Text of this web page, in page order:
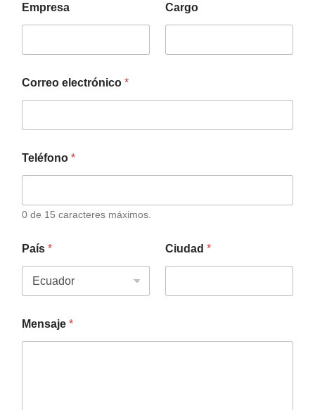
Empresa Cargo
Correo electrónico *
Teléfono *
0 de 15 caracteres máximos.
País * Ciudad *
Mensaje *